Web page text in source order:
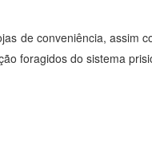
de conveniência, assim
foragidos do sistema